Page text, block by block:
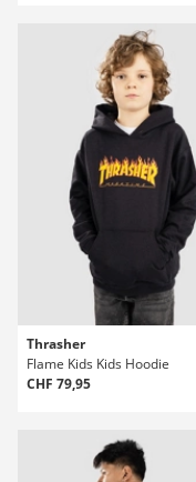
Thrasher
Flame Kids Kids Hoodie
CHF 79,95